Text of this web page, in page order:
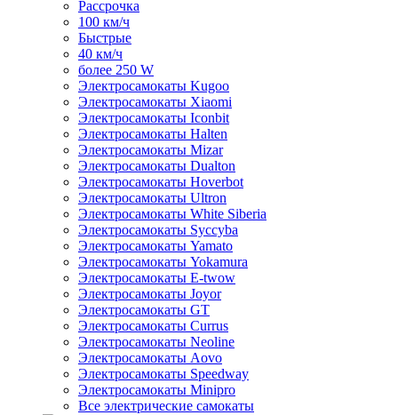
Рассрочка
100 км/ч
Быстрые
40 км/ч
более 250 W
Электросамокаты Kugoo
Электросамокаты Xiaomi
Электросамокаты Iconbit
Электросамокаты Halten
Электросамокаты Mizar
Электросамокаты Dualton
Электросамокаты Hoverbot
Электросамокаты Ultron
Электросамокаты White Siberia
Электросамокаты Syccyba
Электросамокаты Yamato
Электросамокаты Yokamura
Электросамокаты E-twow
Электросамокаты Joyor
Электросамокаты GT
Электросамокаты Currus
Электросамокаты Neoline
Электросамокаты Aovo
Электросамокаты Speedway
Электросамокаты Minipro
Все электрические самокаты